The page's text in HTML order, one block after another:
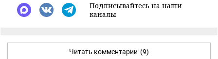
Подписывайтесь на наши
каналы
Читать комментарии (9)